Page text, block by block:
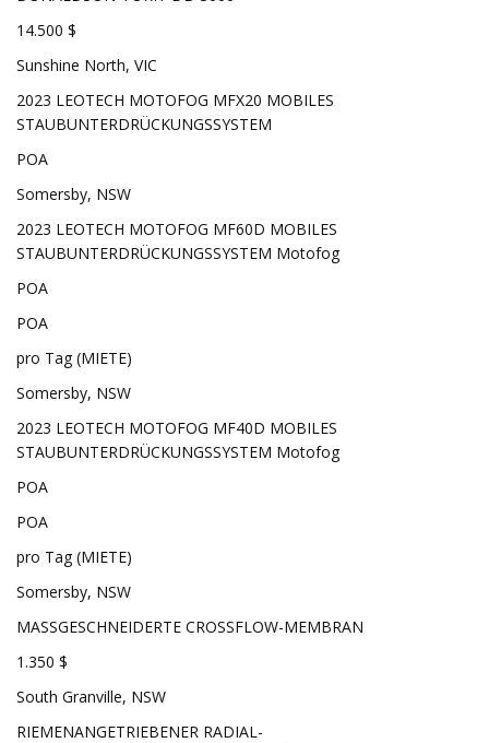
14.500 $
Sunshine North, VIC
2023 LEOTECH MOTOFOG MFX20 MOBILES
STAUBUNTERDRÜCKUNGSSYSTEM
POA
Somersby, NSW
2023 LEOTECH MOTOFOG MF60D MOBILES
STAUBUNTERDRÜCKUNGSSYSTEM Motofog
POA
POA
pro Tag (MIETE)
Somersby, NSW
2023 LEOTECH MOTOFOG MF40D MOBILES
STAUBUNTERDRÜCKUNGSSYSTEM Motofog
POA
POA
pro Tag (MIETE)
Somersby, NSW
MASSGESCHNEIDERTE CROSSFLOW-MEMBRAN
1.350 $
South Granville, NSW
RIEMENANGETRIEBENER RADIAL-